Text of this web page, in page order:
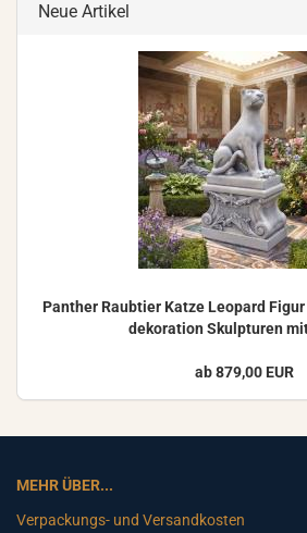
Neue Artikel
Pan­ther Raub­tier Katze Leo­pard
de­ko­ra­ti­on Skulp­tu­ren
ab 879,00 EUR
MEHR ÜBER...
Verpackungs- und Versandkosten